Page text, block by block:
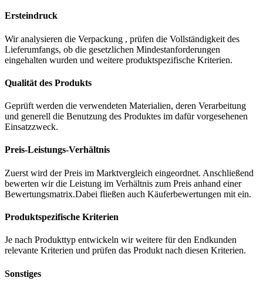
Ersteindruck
Wir analysieren die Verpackung , prüfen die Vollständigkeit des
Lieferumfangs, ob die gesetzlichen Mindestanforderungen
eingehalten wurden und weitere produktspezifische Kriterien.
Qualität des Produkts
Geprüft werden die verwendeten Materialien, deren Verarbeitung
und generell die Benutzung des Produktes im dafür vorgesehenen
Einsatzzweck.
Preis-Leistungs-Verhältnis
Zuerst wird der Preis im Marktvergleich eingeordnet. Anschließend
bewerten wir die Leistung im Verhältnis zum Preis anhand einer
Bewertungsmatrix.Dabei fließen auch Käuferbewertungen mit ein.
Produktspezifische Kriterien
Je nach Produkttyp entwickeln wir weitere für den Endkunden
relevante Kriterien und prüfen das Produkt nach diesen Kriterien.
Sonstiges